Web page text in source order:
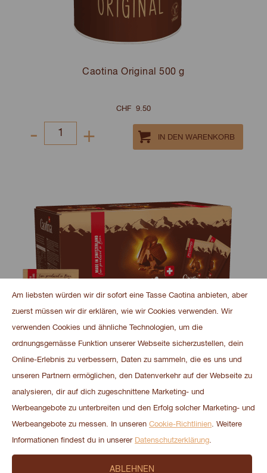
Caotina Original 500 g
CHF 9.50
- +
Select
and
100
Caotina Original 100x15g
CHF41.00
Am liebsten würden wir dir sofort eine Tasse Caotina anbieten, aber
zuerst müssen wir dir erklären, wie wir Cookies verwenden. Wir
verwenden Cookies und ähnliche Technologien, um die
ordnungsgemässe Funktion unserer Webseite sicherzustellen, dein
Online-Erlebnis zu verbessern, Daten zu sammeln, die es uns und
unseren Partnern ermöglichen, den Datenverkehr auf der Webseite zu
analysieren, dir auf dich zugeschnittene Marketing- und
Werbeangebote zu unterbreiten und den Erfolg solcher Marketing- und
Werbeangebote zu messen. In unseren Cookie-Richtlinien. Weitere
Informationen findest du in unserer Datenschutzerklärung.
ABLEHNEN